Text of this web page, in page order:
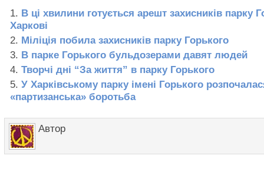
В ці хвилини готується арешт захисників парку
Харкові
Міліція побила захисників парку Горького
В парке Горького бульдозерами давят людей
Творчі дні “За життя” в парку Горького
У Харківському парку імені Горького
«партизанська» боротьба
Автор